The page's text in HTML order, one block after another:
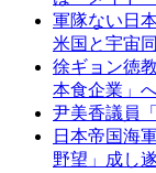
軍隊ない日
米国と宇宙
徐ギョン徳
本食企業」
尹美香議員
日本帝国海
野望」成し